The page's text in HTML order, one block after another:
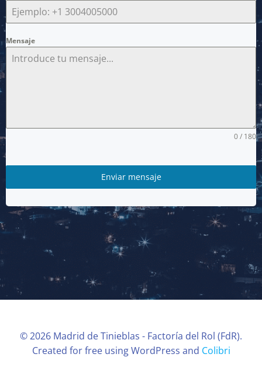
Mensaje
0 / 180
Enviar mensaje
© 2026 Madrid de Tinieblas - Factoría del Rol (FdR).
Created for free using WordPress and Colibri